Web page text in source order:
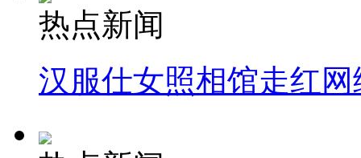
热点新闻
汉服仕女照相馆走红网